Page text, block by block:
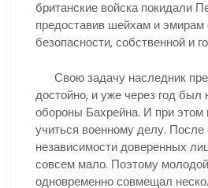
британские войска покидали
предоставив шейхам и эмирам
безопасности, собственной и
Свою задачу наследник
достойно, и уже через год был
обороны Бахрейна. И при этом
учиться военному делу. После
независимости доверенных
совсем мало. Поэтому
одновременно совмещал